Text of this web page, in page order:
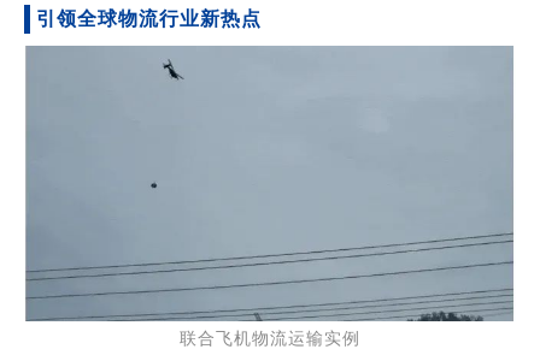
引领全球物流行业新热点
联合飞机物流运输实例